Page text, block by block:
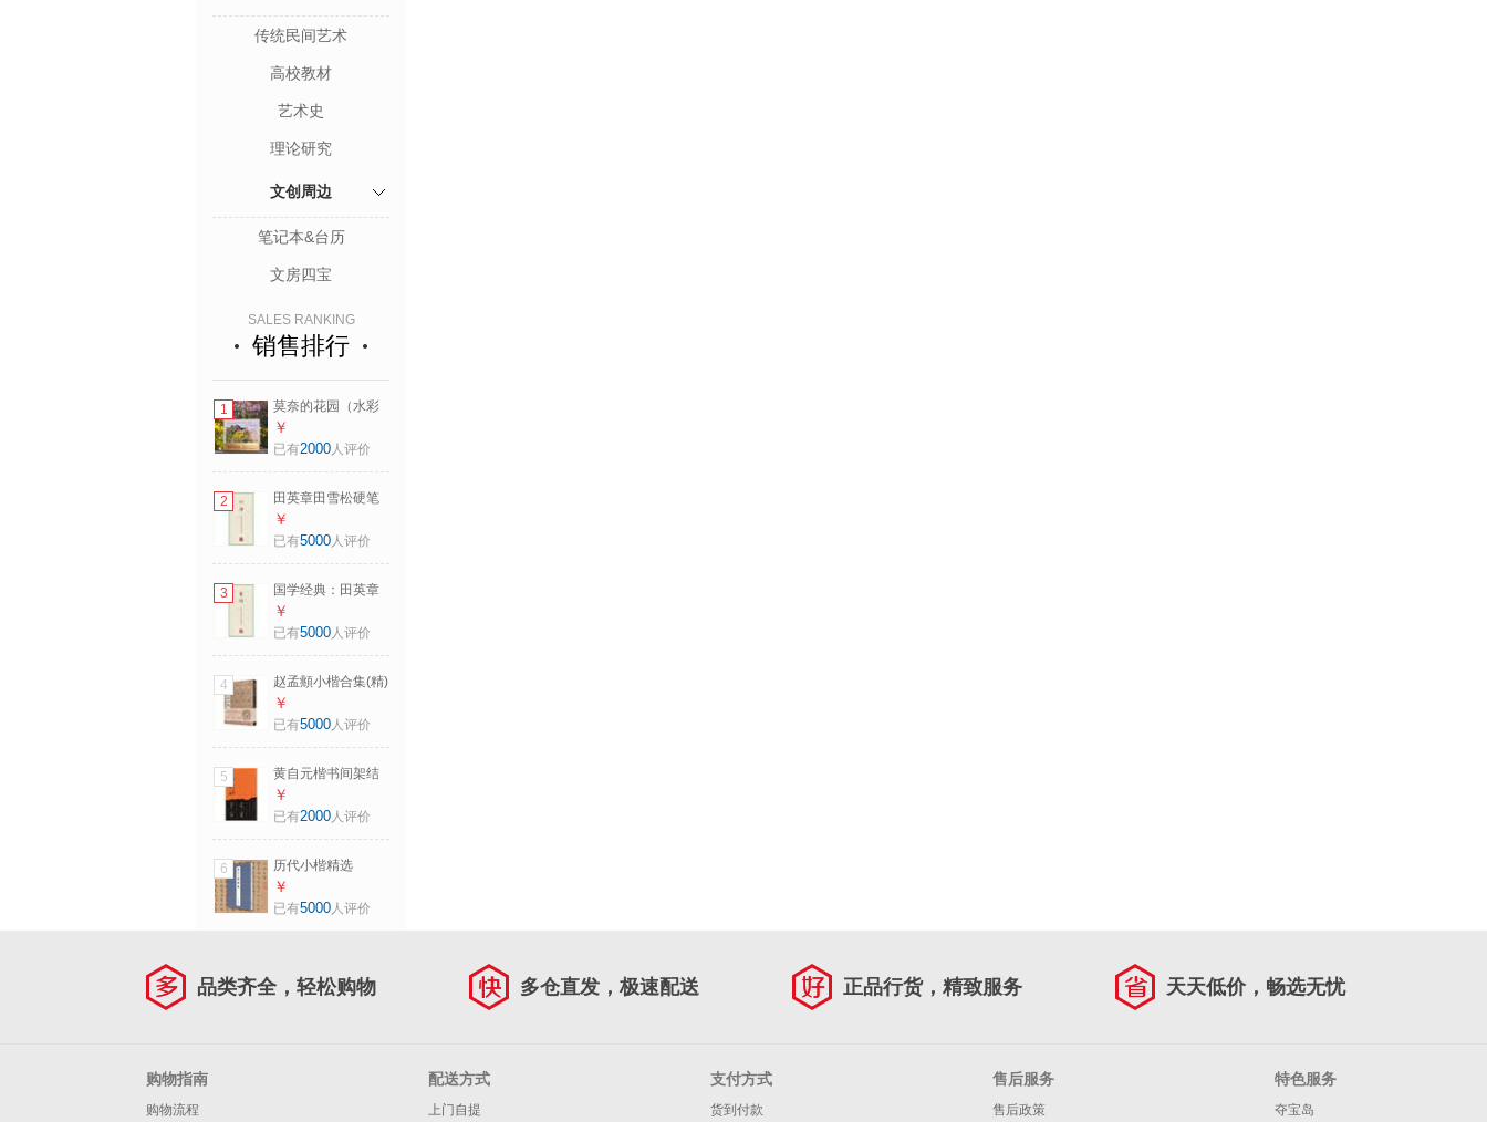
传统民间艺术
高校教材
艺术史
理论研究
文创周边
笔记本&台历
文房四宝
SALES RANKING
销售排行
1
莫奈的花园（水彩
笔记）
￥
已有2000人评价
2
田英章田雪松硬笔
楷书描临本：论语
￥
已有5000人评价
3
国学经典：田英章
田雪松硬笔楷书描
临本：宋词
￥
已有5000人评价
4 赵孟頫小楷合集(精)
￥
已有5000人评价
5
黄自元楷书间架结
构九十二法 阅读狂
欢节
￥
已有2000人评价
6 历代小楷精选
￥
已有5000人评价
品类齐全，轻松购物 多仓直发，极速配送 正品行货，精致服务 天天低价，畅选无忧
购物指南
购物流程
配送方式
上门自提
支付方式
货到付款
售后服务
售后政策
特色服务
夺宝岛